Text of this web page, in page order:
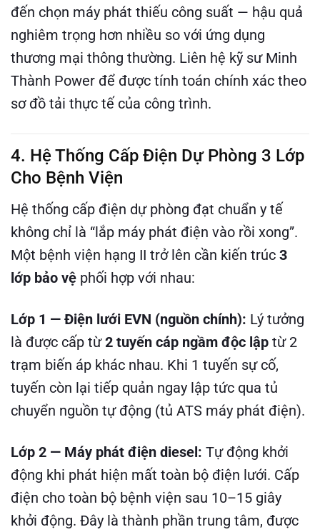
đến chọn máy phát thiếu công suất — hậu quả
nghiêm trọng hơn nhiều so với ứng dụng
thương mại thông thường. Liên hệ kỹ sư Minh
Thành Power để được tính toán chính xác theo
sơ đồ tải thực tế của công trình.
4. Hệ Thống Cấp Điện Dự Phòng 3 Lớp
Cho Bệnh Viện
Hệ thống cấp điện dự phòng đạt chuẩn y tế
không chỉ là “lắp máy phát điện vào rồi xong”.
Một bệnh viện hạng II trở lên cần kiến trúc 3
lớp bảo vệ phối hợp với nhau:
Lớp 1 — Điện lưới EVN (nguồn chính): Lý tưởng
là được cấp từ2 tuyến cáp ngầm độc lập từ 2
trạm biến áp khác nhau. Khi 1 tuyến sự cố,
tuyến còn lại tiếp quản ngay lập tức qua tủ
chuyển nguồn tự động (tủ ATS máy phát điện).
Lớp 2 — Máy phát điện diesel: Tự động khởi
động khi phát hiện mất toàn bộ điện lưới. Cấp
điện cho toàn bộ bệnh viện sau 10–15 giây
khởi động. Đây là thành phần trung tâm, được